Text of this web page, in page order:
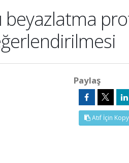
beyazlatma
Paylaş
Atıf İçin